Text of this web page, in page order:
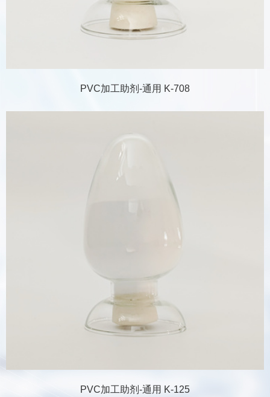
PVC加工助剂-通用 K-708
PVC加工助剂-通用 K-125